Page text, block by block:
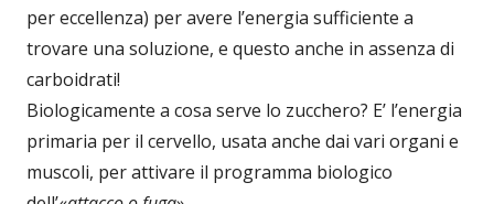
per eccellenza) per avere l’energia sufficiente a
trovare una soluzione, e questo anche in assenza di
carboidrati!
Biologicamente a cosa serve lo zucchero? E’ l’energia
primaria per il cervello, usata anche dai vari organi e
muscoli, per attivare il programma biologico